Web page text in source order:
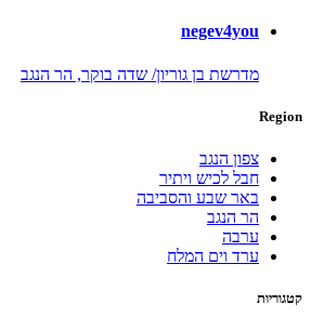
negev4you
מדרשת בן גוריון/ שדה בוקר, הר הנגב
Region
צפון הנגב
חבל לכיש ויתיר
באר שבע והסביבה
הר הנגב
ערבה
ערד וים המלח
קטגוריות